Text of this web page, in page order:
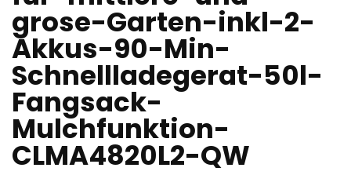
grose-Garten-inkl-2-
Akkus-90-Min-
Schnellladegerat-50l-
Fangsack-
Mulchfunktion-
CLMA4820L2-QW